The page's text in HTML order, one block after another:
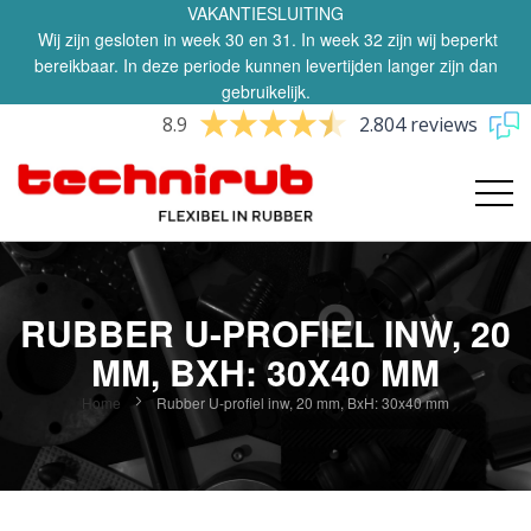
VAKANTIESLUITING
Wij zijn gesloten in week 30 en 31. In week 32 zijn wij beperkt
bereikbaar. In deze periode kunnen levertijden langer zijn dan
gebruikelijk.
8.9 2.804 reviews
RUBBER U-PROFIEL INW, 20
MM, BXH: 30X40 MM
Home Rubber U-profiel inw, 20 mm, BxH: 30x40 mm